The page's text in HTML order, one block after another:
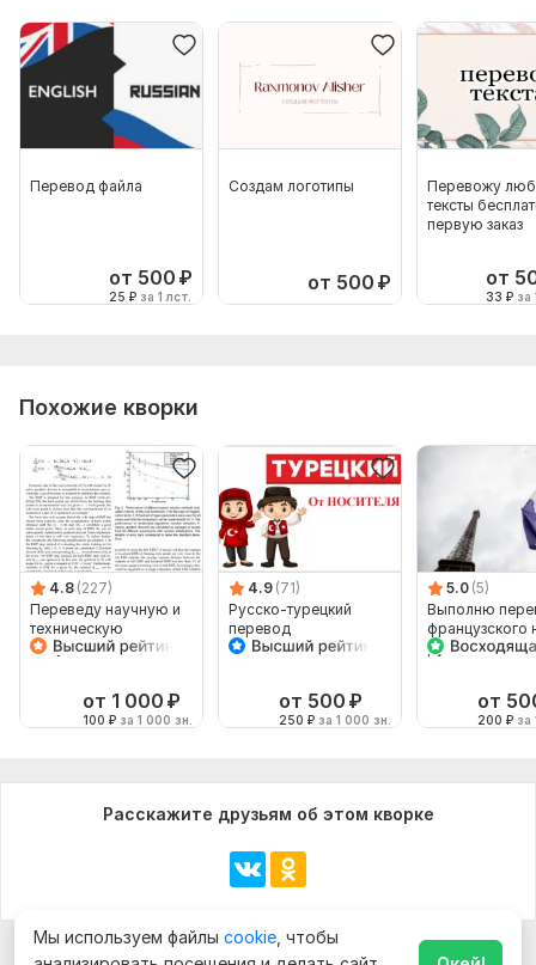
Перевод файла
от 500 ₽
25 ₽ за 1 лст.
Создам логотипы
от 500 ₽
Перевожу
тексты
первую заказ
от
33 ₽ за
Похожие кворки
4.8 (227)
Переведу научную и
техническую
документацию с
от 1 000 ₽
100 ₽ за 1 000 зн.
4.9 (71)
Русско-турецкий
перевод
от 500 ₽
250 ₽ за 1 000 зн.
5.0 (5)
Выполню
французского
русский
от
200 ₽ за
Расскажите друзьям об этом кворке
Мы используем файлы cookie , чтобы